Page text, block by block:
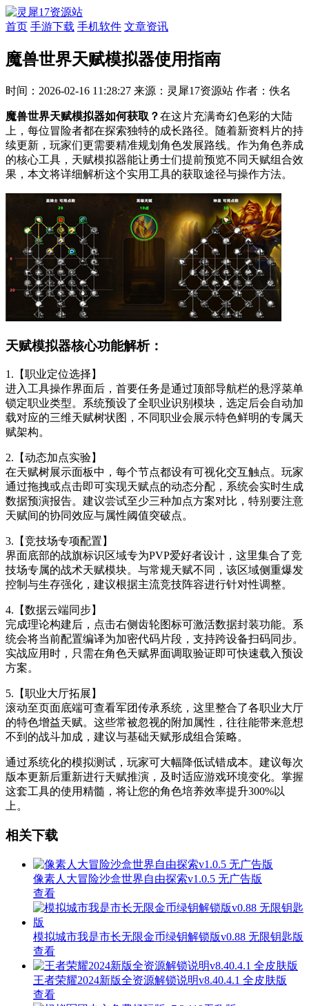
首页 手游下载 手机软件 文章资讯
魔兽世界天赋模拟器使用指南
时间：2026-02-16 11:28:27 来源：灵犀17资源站 作者：佚名
魔兽世界天赋模拟器如何获取？在这片充满奇幻色彩的大陆
上，每位冒险者都在探索独特的成长路径。随着新资料片的持
续更新，玩家们更需要精准规划角色发展路线。作为角色养成
的核心工具，天赋模拟器能让勇士们提前预览不同天赋组合效
果，本文将详细解析这个实用工具的获取途径与操作方法。
天赋模拟器核心功能解析：
1.【职业定位选择】
进入工具操作界面后，首要任务是通过顶部导航栏的悬浮菜单
锁定职业类型。系统预设了全职业识别模块，选定后会自动加
载对应的三维天赋树状图，不同职业会展示特色鲜明的专属天
赋架构。
2.【动态加点实验】
在天赋树展示面板中，每个节点都设有可视化交互触点。玩家
通过拖拽或点击即可实现天赋点的动态分配，系统会实时生成
数据预演报告。建议尝试至少三种加点方案对比，特别要注意
天赋间的协同效应与属性阈值突破点。
3.【竞技场专项配置】
界面底部的战旗标识区域专为PVP爱好者设计，这里集合了竞
技场专属的战术天赋模块。与常规天赋不同，该区域侧重爆发
控制与生存强化，建议根据主流竞技阵容进行针对性调整。
4.【数据云端同步】
完成理论构建后，点击右侧齿轮图标可激活数据封装功能。系
统会将当前配置编译为加密代码片段，支持跨设备扫码同步。
实战应用时，只需在角色天赋界面调取验证即可快速载入预设
方案。
5.【职业大厅拓展】
滚动至页面底端可查看军团传承系统，这里整合了各职业大厅
的特色增益天赋。这些常被忽视的附加属性，往往能带来意想
不到的战斗加成，建议与基础天赋形成组合策略。
通过系统化的模拟测试，玩家可大幅降低试错成本。建议每次
版本更新后重新进行天赋推演，及时适应游戏环境变化。掌握
这套工具的使用精髓，将让您的角色培养效率提升300%以
上。
相关下载
像素人大冒险沙盒世界自由探索v1.0.5 无广告版
查看
模拟城市我是市长无限金币绿钥解锁版v0.88 无限钥匙版
查看
王者荣耀2024新版全资源解锁说明v8.40.4.1 全皮肤版
查看